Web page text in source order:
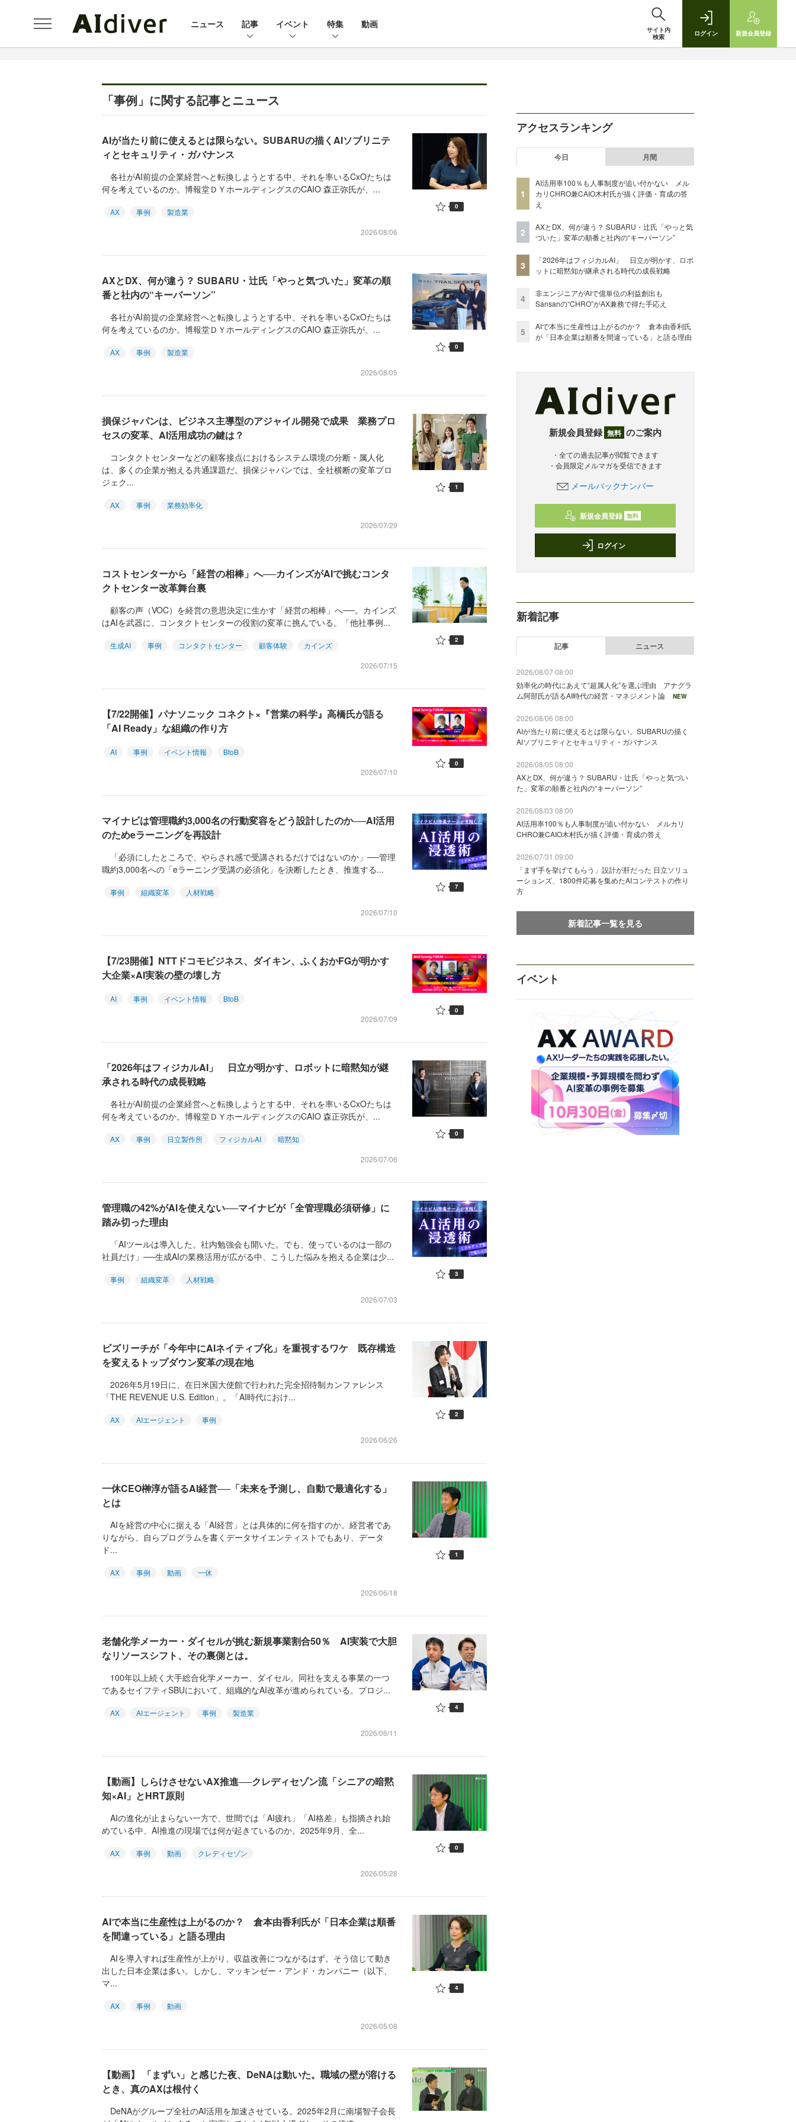
ニュース 記事 イベント 特集 動画
サイト内
検索
ログイン 新規会員登録
「事例」に関する記事とニュース
AIが当たり前に使えるとは限らない。SUBARUの描くAIソブリニテ
ィとセキュリティ・ガバナンス
各社がAI前提の企業経営へと転換しようとする中、それを率いるCxOたちは
何を考えているのか。博報堂ＤＹホールディングスのCAIO 森正弥氏が、...
AX 事例
製造業
2026/08/06
0
AXとDX、何が違う？ SUBARU・辻氏「やっと気づいた」変革の順
番と社内の“キーパーソン”
各社がAI前提の企業経営へと転換しようとする中、それを率いるCxOたちは
何を考えているのか。博報堂ＤＹホールディングスのCAIO 森正弥氏が、...
AX 事例
製造業
2026/08/05
0
損保ジャパンは、ビジネス主導型のアジャイル開発で成果 業務プロ
セスの変革、AI活用成功の鍵は？
コンタクトセンターなどの顧客接点におけるシステム環境の分断・属人化
は、多くの企業が抱える共通課題だ。損保ジャパンでは、全社横断の変革プロ
ジェク...
AX 事例
業務効率化
2026/07/29
1
コストセンターから「経営の相棒」へ──カインズがAIで挑むコンタ
クトセンター改革舞台裏
顧客の声（VOC）を経営の意思決定に生かす「経営の相棒」へ──。カインズ
はAIを武器に、コンタクトセンターの役割の変革に挑んでいる。「他社事例...
生成AI 事例 コンタクトセンター 顧客体験
カインズ
2026/07/15
2
【7/22開催】パナソニック コネクト×『営業の科学』高橋氏が語る
「AI Ready」な組織の作り方
AI 事例 イベント情報
BtoB
2026/07/10
0
マイナビは管理職約3,000名の行動変容をどう設計したのか──AI活用
のためeラーニングを再設計
「必須にしたところで、やらされ感で受講されるだけではないのか」──管理
職約3,000名への「eラーニング受講の必須化」を決断したとき、推進する...
事例 組織変革
人材戦略
2026/07/10
7
【7/23開催】NTTドコモビジネス、ダイキン、ふくおかFGが明かす
大企業×AI実装の壁の壊し方
AI 事例 イベント情報
BtoB
2026/07/09
0
「2026年はフィジカルAI」 日立が明かす、ロボットに暗黙知が継
承される時代の成長戦略
各社がAI前提の企業経営へと転換しようとする中、それを率いるCxOたちは
何を考えているのか。博報堂ＤＹホールディングスのCAIO 森正弥氏が、...
AX 事例 日立製作所 フィジカルAI
暗黙知
2026/07/06
0
管理職の42%がAIを使えない──マイナビが「全管理職必須研修」に
踏み切った理由
「AIツールは導入した。社内勉強会も開いた。でも、使っているのは一部の
社員だけ」──生成AIの業務活用が広がる中、こうした悩みを抱える企業は少...
事例 組織変革
人材戦略
2026/07/03
3
ビズリーチが「今年中にAIネイティブ化」を重視するワケ 既存構造
を変えるトップダウン変革の現在地
2026年5月19日に、在日米国大使館で行われた完全招待制カンファレンス
「THE REVENUE U.S. Edition」。「AI時代におけ...
AX AIエージェント
事例
2026/06/26
2
一休CEO榊淳が語るAI経営──「未来を予測し、自動で最適化する」
とは
AIを経営の中心に据える「AI経営」とは具体的に何を指すのか。経営者であ
りながら、自らプログラムを書くデータサイエンティストでもあり、データ
ド...
AX 事例 動画
一休
2026/06/18
1
老舗化学メーカー・ダイセルが挑む新規事業割合50％ AI実装で大胆
なリソースシフト、その裏側とは。
100年以上続く大手総合化学メーカー、ダイセル。同社を支える事業の一つ
であるセイフティSBUにおいて、組織的なAI改革が進められている。プロジ...
AX AIエージェント 事例
製造業
2026/06/11
4
【動画】しらけさせないAX推進──クレディセゾン流「シニアの暗黙
知×AI」とHRT原則
AIの進化が止まらない一方で、世間では「AI疲れ」「AI格差」も指摘され始
めている中、AI推進の現場では何が起きているのか。2025年9月、全...
AX 事例 動画
クレディセゾン
2026/05/28
0
AIで本当に生産性は上がるのか？ 倉本由香利氏が「日本企業は順番
を間違っている」と語る理由
AIを導入すれば生産性が上がり、収益改善につながるはず。そう信じて動き
出した日本企業は多い。しかし、マッキンゼー・アンド・カンパニー（以下、
マ...
AX 事例
動画
2026/05/08
4
【動画】 「まずい」と感じた夜、DeNAは動いた。職域の壁が溶ける
とき、真のAXは根付く
DeNAがグループ全社のAI活用を加速させている。2025年2月に南場智子会長
アクセスランキング
今日 月間
1
AI活用率100％も人事制度が追い付かない メル
カリCHRO兼CAIO木村氏が描く評価・育成の答
え
2
AXとDX、何が違う？ SUBARU・辻氏「やっと気
づいた」変革の順番と社内の“キーパーソン”
3
「2026年はフィジカルAI」 日立が明かす、ロボ
ットに暗黙知が継承される時代の成長戦略
4
非エンジニアがAIで億単位の利益創出も
Sansanの“CHRO”がAX兼務で得た手応え
5
AIで本当に生産性は上がるのか？ 倉本由香利氏
が「日本企業は順番を間違っている」と語る理由
新規会員登録 無料 のご案内
・全ての過去記事が閲覧できます
・会員限定メルマガを受信できます
メールバックナンバー
新規会員登録 無料
ログイン
新着記事
記事 ニュース
2026/08/07 08:00
効率化の時代にあえて“超属人化”を選ぶ理由 アナグラ
ム阿部氏が語るAI時代の経営・マネジメント論
NEW
2026/08/06 08:00
AIが当たり前に使えるとは限らない。SUBARUの描く
AIソブリニティとセキュリティ・ガバナンス
2026/08/05 08:00
AXとDX、何が違う？ SUBARU・辻氏「やっと気づい
た」変革の順番と社内の“キーパーソン”
2026/08/03 08:00
AI活用率100％も人事制度が追い付かない メルカリ
CHRO兼CAIO木村氏が描く評価・育成の答え
2026/07/31 09:00
「まず手を挙げてもらう」設計が肝だった 日立ソリュ
ーションズ、1800件応募を集めたAIコンテストの作り
方
新着記事一覧を見る
イベント